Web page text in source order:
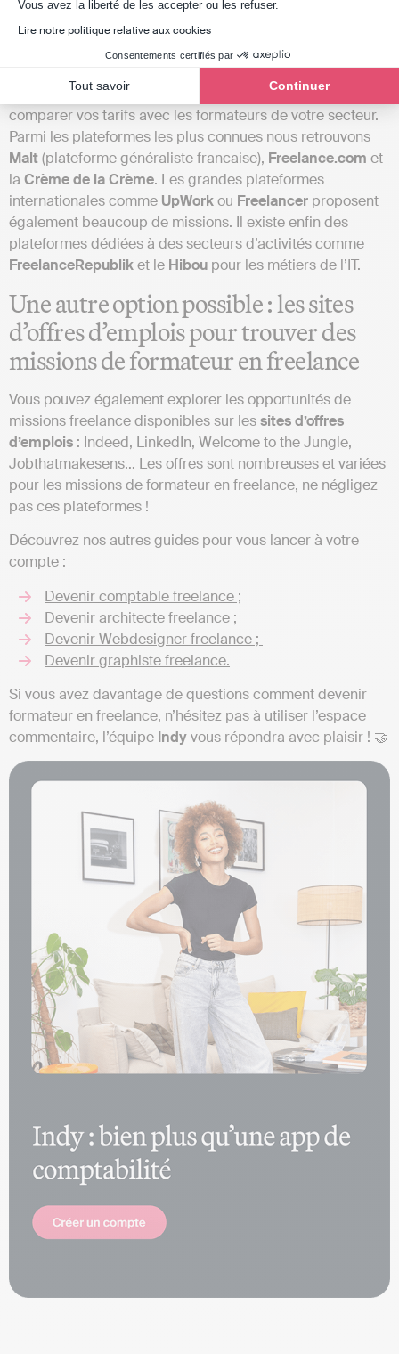
Vous avez la liberté de les accepter ou les refuser.
Lire notre politique relative aux cookies
Consentements certifiés par
Tout savoir Continuer
Desplateformes en lignedédiées au freelancing existent
aujourd’hui. N’hésitez pas à vous créer un profil sur les
différentes plateformes en y indiquant vos compétences,
vos tarifs, votre ancienneté…etc. Vous pourrez également
comparer vos tarifs avec les formateurs de votre secteur.
Parmi les plateformes les plus connues nous retrouvons
Malt(plateforme généraliste francaise), Freelance.com et
la Crème de la Crème. Les grandes plateformes
internationales comme UpWorkou Freelancer proposent
également beaucoup de missions. Il existe enfin des
plateformes dédiées à des secteurs d’activités comme
FreelanceRepubliket le Hibou pour les métiers de l’IT.
Une autre option possible : les sites
d’offres d’emplois pour trouver des
missions de formateur en freelance
Vous pouvez également explorer les opportunités de
missions freelance disponibles sur lessites d’offres
d’emplois : Indeed, LinkedIn, Welcome to the Jungle,
Jobthatmakesens… Les offres sont nombreuses et variées
pour les missions de formateur en freelance, ne négligez
pas ces plateformes !
Découvrez nos autres guides pour vous lancer à votre
compte :
Devenir comptable freelance ;
Devenir architecte freelance ;
Devenir Webdesigner freelance ;
Devenir graphiste freelance.
Si vous avez davantage de questions comment devenir
formateur en freelance, n’hésitez pas à utiliser l’espace
commentaire, l’équipe Indyvous répondra avec plaisir ! 🤝